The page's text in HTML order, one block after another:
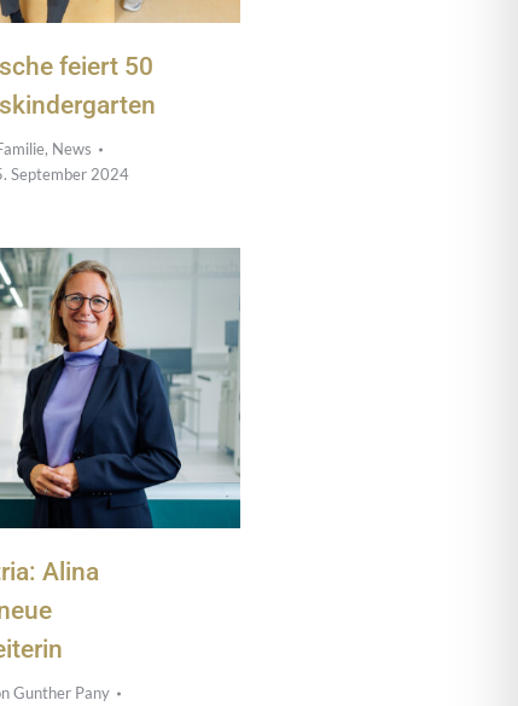
feiert 50
, News
September 2024
Alina
Gunther Pany